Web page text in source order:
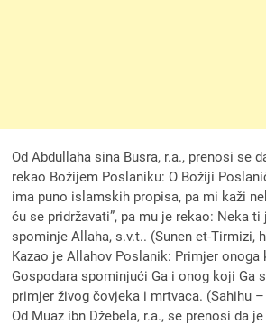
Od Abdullaha sina Busra, r.a., prenosi se
rekao Božijem Poslaniku: O Božiji
ima puno islamskih propisa, pa mi kaži
ću se pridržavati”, pa mu je rekao: Neka
spominje Allaha, s.v.t.. (Sunen et-Tirmizi,
Kazao je Allahov Poslanik: Primjer
Gospodara spominjući Ga i onog koji Ga
primjer živog čovjeka i mrtvaca. (Sahihu
Od Muaz ibn Džebela, r.a., se prenosi da